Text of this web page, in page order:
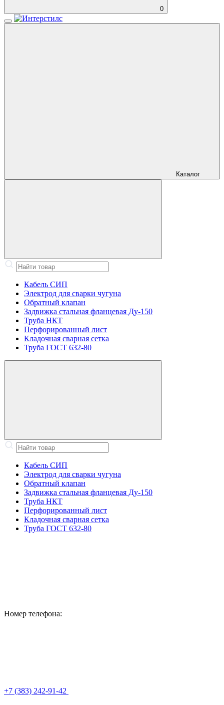
0
Каталог
Кабель СИП
Электрод для сварки чугуна
Обратный клапан
Задвижка стальная фланцевая Ду-150
Труба НКТ
Перфорированный лист
Кладочная сварная сетка
Труба ГОСТ 632-80
Кабель СИП
Электрод для сварки чугуна
Обратный клапан
Задвижка стальная фланцевая Ду-150
Труба НКТ
Перфорированный лист
Кладочная сварная сетка
Труба ГОСТ 632-80
Номер телефона:
+7 (383) 242-91-42